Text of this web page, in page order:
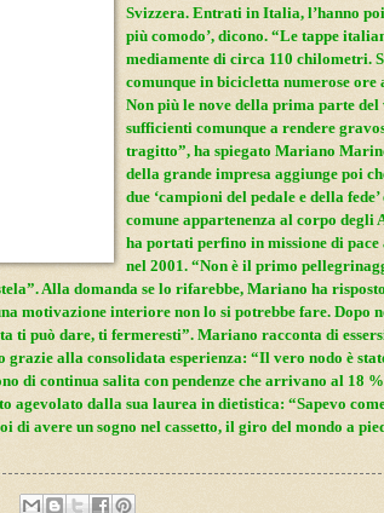
Svizzera. Entrati in Italia, l’hanno poi
più comodo’, dicono. “Le tappe
mediamente di circa 110 chilometri.
comunque in bicicletta numerose ore
Non più le nove della prima parte del
sufficienti comunque a rendere
tragitto”, ha spiegato Mariano
della grande impresa aggiunge poi
due ‘campioni del pedale e della fede’
comune appartenenza al corpo degli
ha portati perfino in missione di pace
nel 2001. “Non è il primo
Alla domanda se lo rifarebbe, Mariano ha
motivazione interiore non lo si potrebbe fare. Dopo
ti può dare, ti fermeresti”. Mariano racconta di
alla consolidata esperienza: “Il vero nodo è
di continua salita con pendenze che arrivano al 18
agevolato dalla sua laurea in dietistica: “Sapevo
avere un sogno nel cassetto, il giro del mondo a